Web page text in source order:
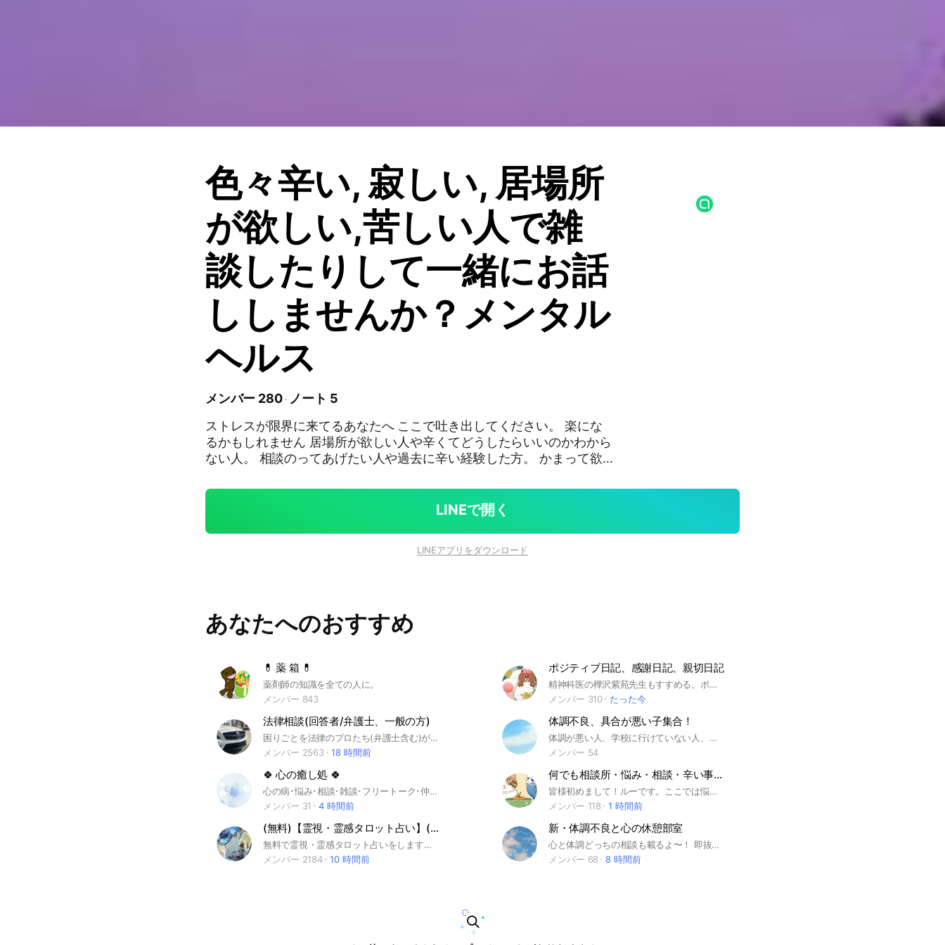
色々辛い, 寂しい, 居場所
が欲しい,苦しい人で雑
談したりして一緒にお話
ししませんか？メンタル
ヘルス
メンバー 280
ノート 5
ストレスが限界に来てるあなたへ ここで吐き出してください。 楽にな
るかもしれません 居場所が欲しい人や辛くてどうしたらいいのかわから
ない人。 相談のってあげたい人や過去に辛い経験した方。 かまって欲
て、大事なノート見てね。 雑談も大歓迎です #豆腐メンタル #メンタル
弱い #心 #乗り越え #学校 #辛い #限界 #自己否定 #病み期 #反抗期 #ネ
ネガティブ思考 #自閉症 #アスペルガー症候群 #ネッ友 #SNS #寂しい #
孤独 #虐められたくない #癒し #優しい #友達 #自己嫌悪 #パニック障害
#過呼吸 #雑談
LINEで開く
LINEアプリをダウンロード
あなたへのおすすめ
💊 薬 箱 💊
薬剤師の知識を全ての人に。
メンバー 843
ポジティブ日記、感謝日記、親切日記
精神科医の樺沢紫苑先生もすすめる、ポジティブ日記、感謝日記、親切日記のオープンチャットグループです。いまここにある幸せにフォーカスする練習をしましょう。言いっ放しが基本だけどポジティブなリアクションはOK。他者と比べる必要もマウントをとる必要もなし、ささいであるほどいいのです。閾値を下げて幸福感度を上げる練習をしていきましょう。
メンバー 310
たった今
法律相談(回答者/弁護士、一般の方)
困りごとを法律のプロたち(弁護士含む)が無料で相談に応じます。 公平中立に運営し、法律(税務や行政手続きなど含む)相談、生活相談だけに限定します。 #法律相談 #税理士 #弁護士 #司法書士 #社労士 #FP #しんちゃんチャンネル
メンバー 2563
18 時間前
体調不良、具合が悪い子集合！
体調が悪い人、学校に行けていない人、毎日が辛い人…そんな人の居場所になるようなオープンチャットです！ なんでもお話聞きますよ〜荒らしは×無言抜け、即抜け禁止です！ ライブトークもやってます！ 今入ろうか迷ってる人！ここまで見たなら入っておいで！ #体調不良#頭痛#腹痛#胃痛#風邪#熱#目眩#病気#入院#吐き気#嘔吐#アレルギー#下痢#喘息#生理#不眠#便秘#花粉#辛い#相談 ※即抜けは迷惑行為となり、通報対象となる可能性があります
メンバー 54
🍀 心の癒し処 🍀
心の病･悩み･相談･雑談･フリートーク･仲間･癒し 🌟 寄り添い, 支え合う部屋 🌟 🌟 励まし合い, 認め合い, 許し合う部屋 🌟 🌟 頑張っている人, もう頑張れない人 🌟 この部屋にはローカルルールはありません ↦↣↣ 入退室自由, ROM可 ↢↢↤ ♡ 思い遣りと優しさがあればOK ♡­­ ┉ ┉ ┉未成年NG ┉ ┉ ┉ #友達 #家族 #仕事 #職場 #人間関係 #休職 #自宅療養 #孤独 #ボッチ #寂しい #ツラい #しんどい 苦しい #ストレス #ハラスメント #モラハラ #パワハラ #居場所がない #居場所が欲しい #癒し #心の癒し処 #心の拠り所 #心の休憩所 #睡眠障害 #不眠症 #過眠症 #中途覚醒 #早朝覚醒 #双極性障害 #躁鬱 #躁病 #うつ病 #鬱病 #パニック障害 #広場恐怖症 #過呼吸 #過換気症候群 #適応障害 #不安障害 #強迫性障害 #対人恐怖症 #HSP #DID #解離性障害 #解離性同一性障害 #統合失調症 #境界性パーソナリティ障害 #境界性人格障害 #PTS虐待 #トラウマ #フラッシュバック #自律神経失調症 #精神疾患 #精神障害 #心の病 #メンタルヘルス #メンタル #メンヘラ #20代 #30代 #40代 #50代 #60代 #アラサー #アラフォー #アラフィフ #コロナ #ダイエット #筋トレ #エクササイズ #運動 #生活習慣 #肩こり #腰痛 #ストレッチ #ヨガ #ウォーキング #アレルギー #アトピー #歯 #介護 #カウンセリング #マッサージ サウナ #漢方 #腸活 ♛ 2021年10月27日 開設 ♛ 管理者の許可なく説明文を無断で転載･転用･コピー･スクショ･編集･改編等の二次利用を固く禁じます Copyright ©2021 りゅう 2021年10月27日 作成 りゅう 2022年02月14日 変更 りゅう
メンバー 31
4 時間前
何でも相談所・悩み・相談・辛い事・友達募集
皆様初めまして！ルーです。ここでは悩み、相談、辛い事、友達募集などなど色々ある人達の為に作ったオープンチャットです！ オプ主は公認心理師、精神保健福祉士の過去問を解いてたり勉強などもしてたので結構詳しいです。なのでわからない事や困った事も是非相談してください！ さらにルールも凄く単純で分かりやすいので入りやすい！ お金系の悩みやスピ系(？)の悩み相談も全然OKだよ〜 #相談 #人生相談 #不安 #恋愛 #ストレス #イライラ #孤独 #ぼっち #不登校 #不登校気味 #元不登校 #発達障害 #精神障害 #IQ #いじめ #疲れ #疲労 #悩み #入院 #助けて #メンヘラ #ゲーム #学校 #職場 #悲しい #寂しい #何でも相談 #引きこもり #病み期 #雑談 #深夜 #お金 #金欠
メンバー 118
1 時間前
(無料)【霊視・霊感タロット占い】(内容を聞かずに霊感・霊視で占います。)
無料で霊視・霊感タロット占いをします。占いは、見学ができます。その他、無料のZOOMイベントを多々開催しています。お楽しみください。 占い希望の方は、ノートに申し込みの方法や、占いの手順が書かれています。一番下には感想もありますので、併せてご覧ください。 霊感・霊視で、僕の守護霊からのメッセージを受け取ります。詳細をきかずに占いに入ります。 詳細を聞いてからでは、霊感でも占いでもありません。知識と経験からアドバイスをする「カウンセリング」です。 僕は、詳細を聞かない霊感でのタロット占いをします。霊的なことに関心のある方や、守護霊のことが気になるかたなども適していると思います。 霊視でお伝えするのは、問題の核心や、あなたの状況、他人の気持ちもわかることがあります。未来は1～2ヵ月くらい先まで読めます。あなたの守護霊からのメッセージを受け取ることもできます。 平日、休日ともに、23時ごろからの占い開始が多いです。トークは確認しますので、コメントはいれていただいてOKです。よろしくお願いします。
メンバー 2184
10 時間前
新・体調不良と心の休憩部室
心と体調どっちの相談も載るよ〜！ 即抜け、荒らし、下ネタ、なりすまし、誰かが嫌になる事は言わないでね！！ 保健室というオープンチャットは 少人数で相談出来るから、大人数だと不安だなっていう人向け！体調不良と心の休憩部室はみんなで相談に載るオープンチャット！ みんなで仲良くしようね！
メンバー 68
8 時間前